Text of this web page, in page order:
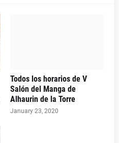
Todos los horarios de V
Salón del Manga de
Alhaurin de la Torre
January 23, 2020